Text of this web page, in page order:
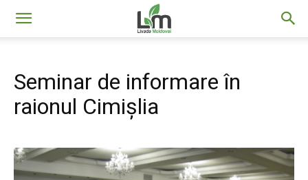
Livada
Moldovei
Seminar de informare în
raionul Cimișlia